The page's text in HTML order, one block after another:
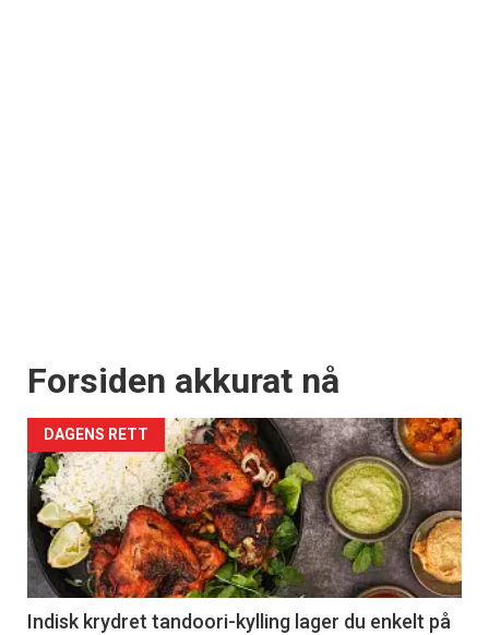
Forsiden akkurat nå
DAGENS RETT
Indisk krydret tandoori-kylling lager du enkelt på